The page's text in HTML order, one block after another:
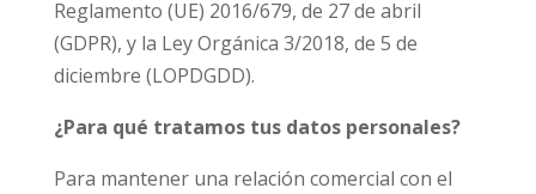
Reglamento (UE) 2016/679, de 27 de abril
(GDPR), y la Ley Orgánica 3/2018, de 5 de
diciembre (LOPDGDD).
¿Para qué tratamos tus datos personales?
Para mantener una relación comercial con el